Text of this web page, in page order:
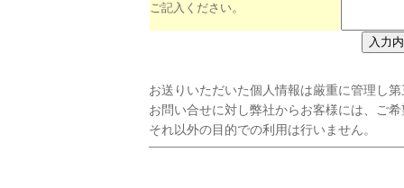
ご記入ください。
お送りいただいた個人情報は厳重に管理し
お問い合せに対し弊社からお客様には、ご
それ以外の目的での利用は行いません。